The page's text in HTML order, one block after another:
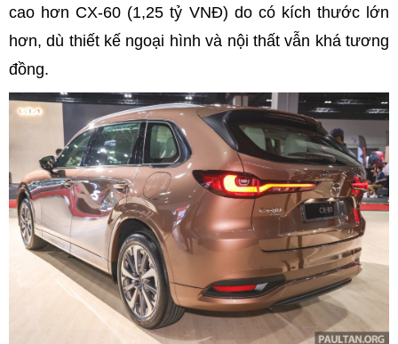
cao hơn CX-60 (1,25 tỷ VNĐ) do có kích thước lớn
hơn, dù thiết kế ngoại hình và nội thất vẫn khá tương
đồng.